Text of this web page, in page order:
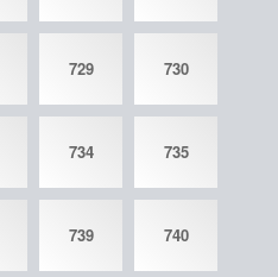
729 730
734 735
739 740